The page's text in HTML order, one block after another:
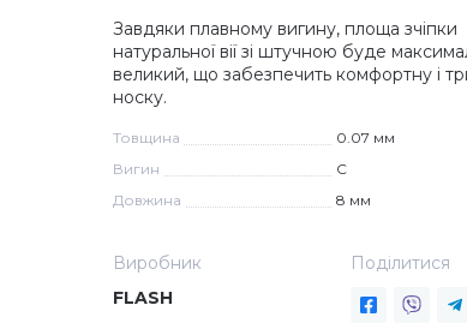
Завдяки плавному вигину, площа зчіпки
натуральної вії зі штучною буде
великий, що забезпечить комфортну і
носку.
Товщина
0.07 мм
Вигин
C
Довжина
8 мм
Виробник
FLASH
Поділитися